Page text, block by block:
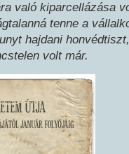
való kiparcellázása
tenne a
hajdani
volt már.